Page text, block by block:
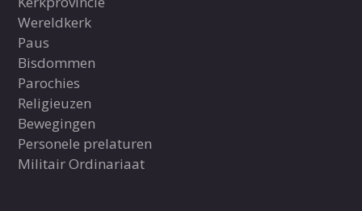
Wereldkerk
Paus
Bisdommen
Parochies
Religieuzen
Bewegingen
Personele prelaturen
Militair Ordinariaat